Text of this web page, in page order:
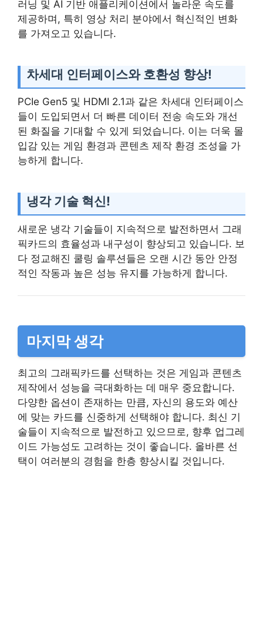
러닝 및 AI 기반 애플리케이션에서 놀라운 속도를
제공하며, 특히 영상 처리 분야에서 혁신적인 변화
를 가져오고 있습니다.
차세대 인터페이스와 호환성 향상!
PCIe Gen5 및 HDMI 2.1과 같은 차세대 인터페이스
들이 도입되면서 더 빠른 데이터 전송 속도와 개선
된 화질을 기대할 수 있게 되었습니다. 이는 더욱 몰
입감 있는 게임 환경과 콘텐츠 제작 환경 조성을 가
능하게 합니다.
냉각 기술 혁신!
새로운 냉각 기술들이 지속적으로 발전하면서 그래
픽카드의 효율성과 내구성이 향상되고 있습니다. 보
다 정교해진 쿨링 솔루션들은 오랜 시간 동안 안정
적인 작동과 높은 성능 유지를 가능하게 합니다.
마지막 생각
최고의 그래픽카드를 선택하는 것은 게임과 콘텐츠
제작에서 성능을 극대화하는 데 매우 중요합니다.
다양한 옵션이 존재하는 만큼, 자신의 용도와 예산
에 맞는 카드를 신중하게 선택해야 합니다. 최신 기
술들이 지속적으로 발전하고 있으므로, 향후 업그레
이드 가능성도 고려하는 것이 좋습니다. 올바른 선
택이 여러분의 경험을 한층 향상시킬 것입니다.